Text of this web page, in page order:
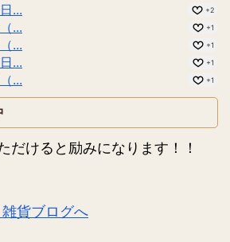
...
+2
... +1
... +1
... +1
... +1
だけると励みになります！！